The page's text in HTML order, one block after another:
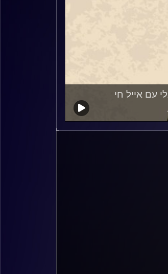
עם אייל חי